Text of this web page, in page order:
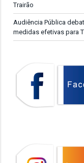
Trairão
Audiência Pública
medidas efetivas para